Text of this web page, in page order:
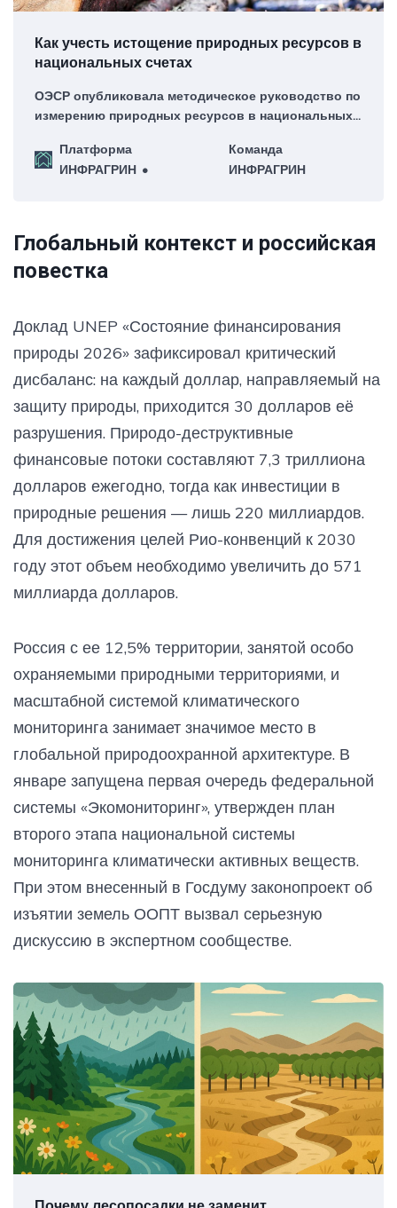
Как учесть истощение природных ресурсов в
национальных счетах
ОЭСР опубликовала методическое руководство по
измерению природных ресурсов в национальных
Платформа
ИНФРАГРИН
Команда
ИНФРАГРИН
Глобальный контекст и российская
повестка
Доклад UNEP «Состояние финансирования
природы 2026» зафиксировал критический
дисбаланс: на каждый доллар, направляемый на
защиту природы, приходится 30 долларов её
разрушения. Природо-деструктивные
финансовые потоки составляют 7,3 триллиона
долларов ежегодно, тогда как инвестиции в
природные решения — лишь 220 миллиардов.
Для достижения целей Рио-конвенций к 2030
году этот объем необходимо увеличить до 571
миллиарда долларов.
Россия с ее 12,5% территории, занятой особо
охраняемыми природными территориями, и
масштабной системой климатического
мониторинга занимает значимое место в
глобальной природоохранной архитектуре. В
январе запущена первая очередь федеральной
системы «Экомониторинг», утвержден план
второго этапа национальной системы
мониторинга климатически активных веществ.
При этом внесенный в Госдуму законопроект об
изъятии земель ООПТ вызвал серьезную
дискуссию в экспертном сообществе.